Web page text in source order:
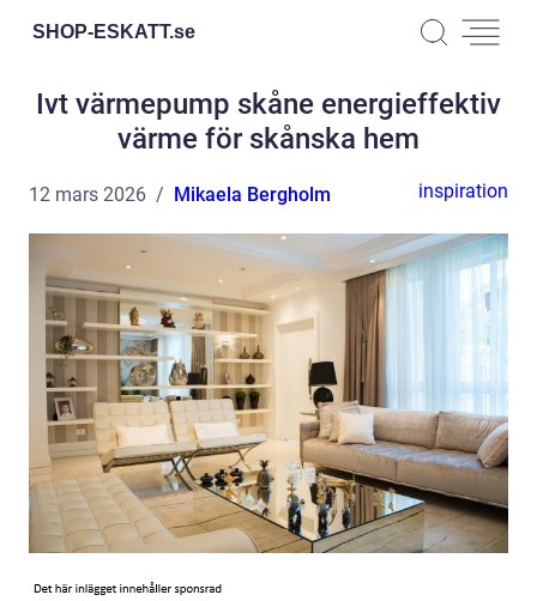
SHOP-ESKATT.se
Ivt värmepump skåne energieffektiv
värme för skånska hem
12 mars 2026 Mikaela Bergholm inspiration